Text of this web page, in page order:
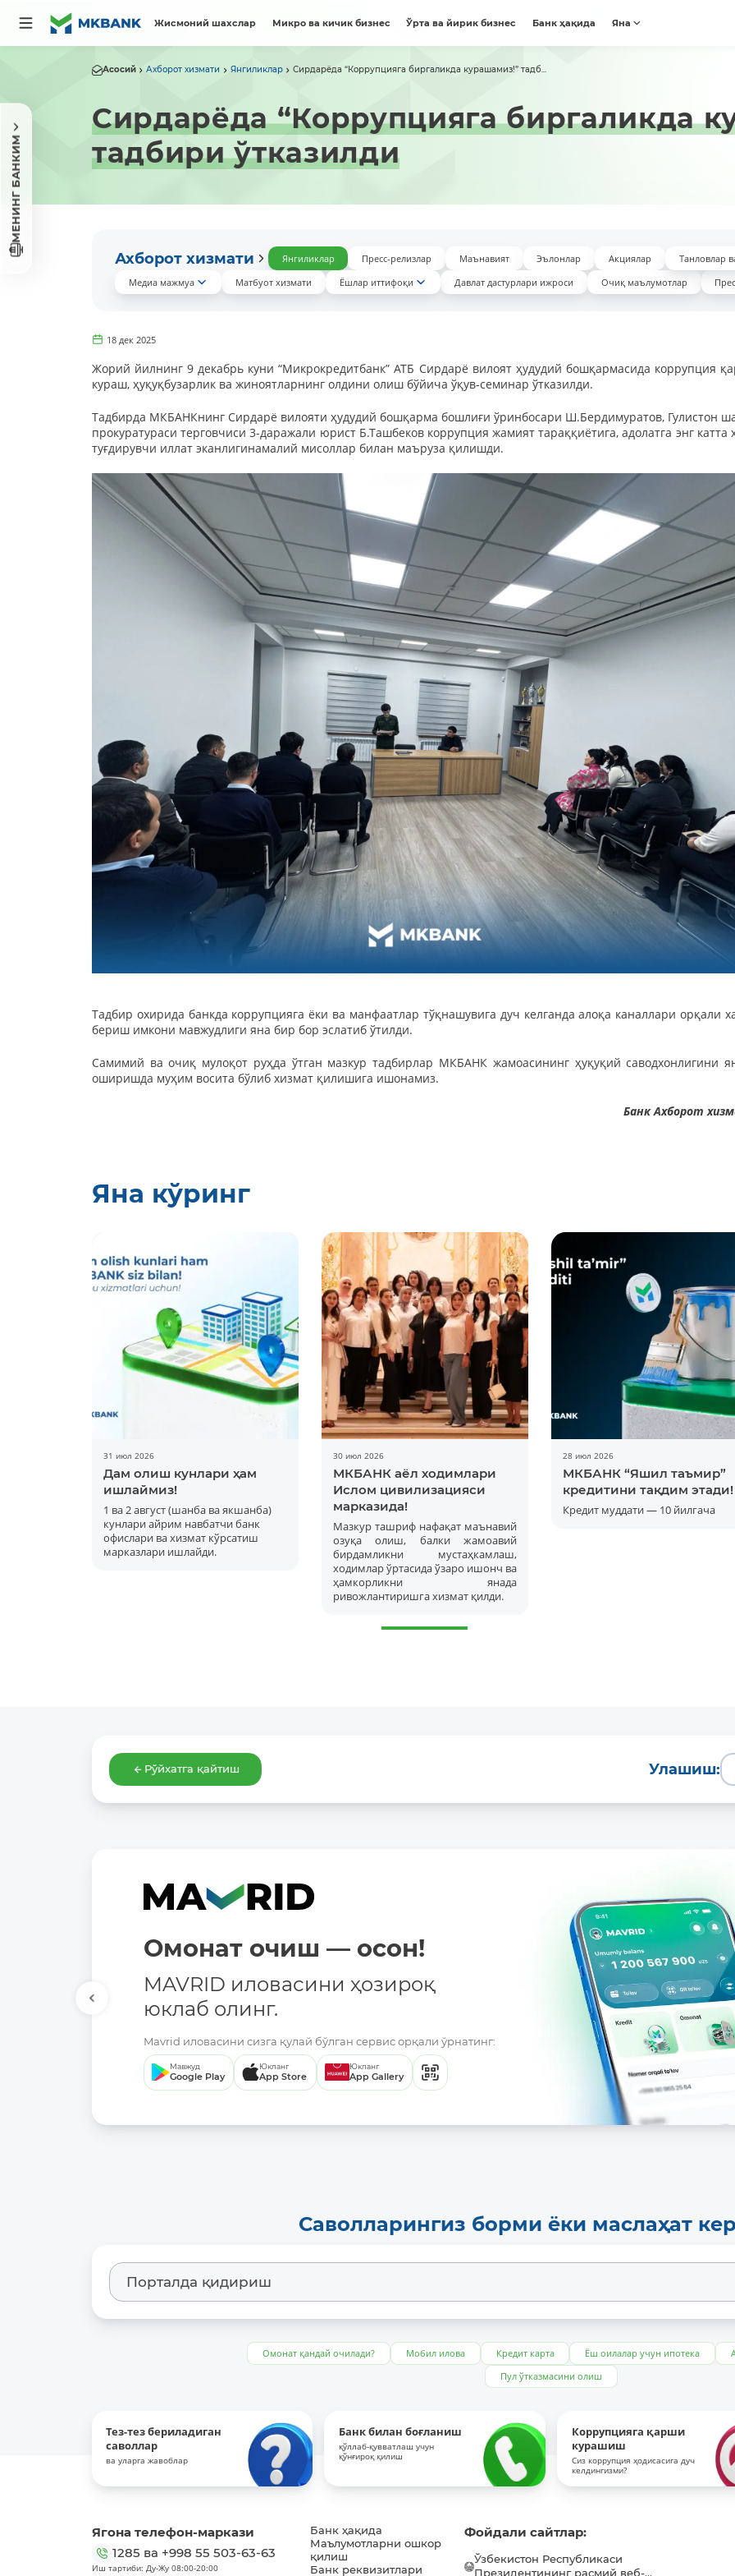
Жисмоний шахслар Микро ва кичик бизнес Ўрта ва йирик бизнес Банк ҳақида Яна
МЕНИНГ БАНКИМ
Асосий Ахборот хизмати Янгиликлар Сирдарёда “Коррупцияга биргаликда курашамиз!” тадб...
Сирдарёда “Коррупцияга биргаликда
тадбири ўтказилди
Ахборот хизмати Янгиликлар Пресс-релизлар Маънавият Эълонлар Акциялар
Танловлар
Медиа мажмуа
Матбуот хизмати Ёшлар иттифоқи Давлат дастурлари ижроси Очиқ маълумотлар
18 дек 2025
Жорий йилнинг 9 декабрь куни “Микрокредитбанк” АТБ Сирдарё вилоят ҳудудий бошқармасида коррупция
кураш, ҳуқуқбузарлик ва жиноятларнинг олдини олиш бўйича ўқув-семинар ўтказилди.
Тадбирда МКБАНКнинг Сирдарё вилояти ҳудудий бошқарма бошлиғи ўринбосари Ш.Бердимуратов, Гулистон
прокуратураси терговчиси 3-даражали юрист Б.Ташбеков коррупция жамият тараққиётига, адолатга энг катта
туғдирувчи иллат эканлигинамалий мисоллар билан маъруза қилишди.
Тадбир охирида банкда коррупцияга ёки ва манфаатлар тўқнашувига дуч келганда алоқа каналлари орқали
бериш имкони мавжудлиги яна бир бор эслатиб ўтилди.
Самимий ва очиқ мулоқот руҳда ўтган мазкур тадбирлар МКБАНК жамоасининг ҳуқуқий саводхонлигини
оширишда муҳим восита бўлиб хизмат қилишига ишонамиз.
Банк Ахборот
Яна кўринг
31 июл 2026
Дам олиш кунлари ҳам
ишлаймиз!
1 ва 2 август (шанба ва якшанба)
кунлари айрим навбатчи банк
офислари ва хизмат кўрсатиш
марказлари ишлайди.
30 июл 2026
МКБАНК аёл ходимлари
Ислом цивилизацияси
марказида!
Мазкур ташриф нафақат маънавий
озуқа олиш, балки жамоавий
бирдамликни мустаҳкамлаш,
ходимлар ўртасида ўзаро ишонч ва
ҳамкорликни янада
ривожлантиришга хизмат қилди.
28 июл 2026
МКБАНК “Яшил таъмир”
кредитини тақдим этади!
Кредит муддати — 10 йилгача
Рўйхатга қайтиш Улашиш:
Омонат очиш — осон!
MAVRID иловасини ҳозироқ
юклаб олинг.
Mavrid иловасини сизга қулай бўлган сервис орқали ўрнатинг:
Мавжуд
Google Play
Юкланг
App Store
Юкланг
App Gallery
Саволларингиз борми ёки маслаҳат
Омонат қандай очилади? Мобил илова Кредит карта Ёш оилалар учун ипотека
Пул ўтказмасини олиш
Тез-тез бериладиган
саволлар
ва уларга жавоблар
Банк билан боғланиш
қўллаб-қувватлаш учун
қўнғироқ қилиш
Коррупцияга қарши
курашиш
Сиз коррупция ҳодисасига дуч
келдингизми?
Ягона телефон-маркази
1285 ва +998 55 503-63-63
Иш тартиби: Ду-Жу 08:00-20:00
Банк ҳақида
Маълумотларни ошкор
қилиш
Банк реквизитлари
Фойдали сайтлар:
Ўзбекистон Республикаси
Президентининг расмий веб-...